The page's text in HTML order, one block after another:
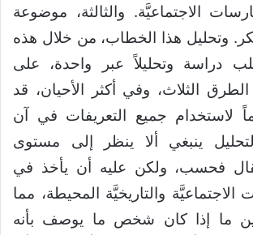
الاجتماعيَّة. والثالثة، موضوعة
وتحليل هذا الخطاب، من خلال هذه
دراسة وتحليلاً عبر واحدة، على
الثلاث، وفي أكثر الأحيان، قد
لاستخدام جميع التعريفات في آن
ينبغي ألا ينظر إلى مستوى
فحسب، ولكن عليه أن يأخذ في
الاجتماعيَّة والتاريخيَّة المحيطة، مما
بين ما إذا كان شخص ما يوصف بأنه